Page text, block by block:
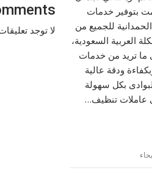
بتوفير خدمات
للجميع من
العربية السعودية،
ما تريد من خدمات
ودقة عالية
بكل سهولة
عاملات تنظيف…
لا توجد